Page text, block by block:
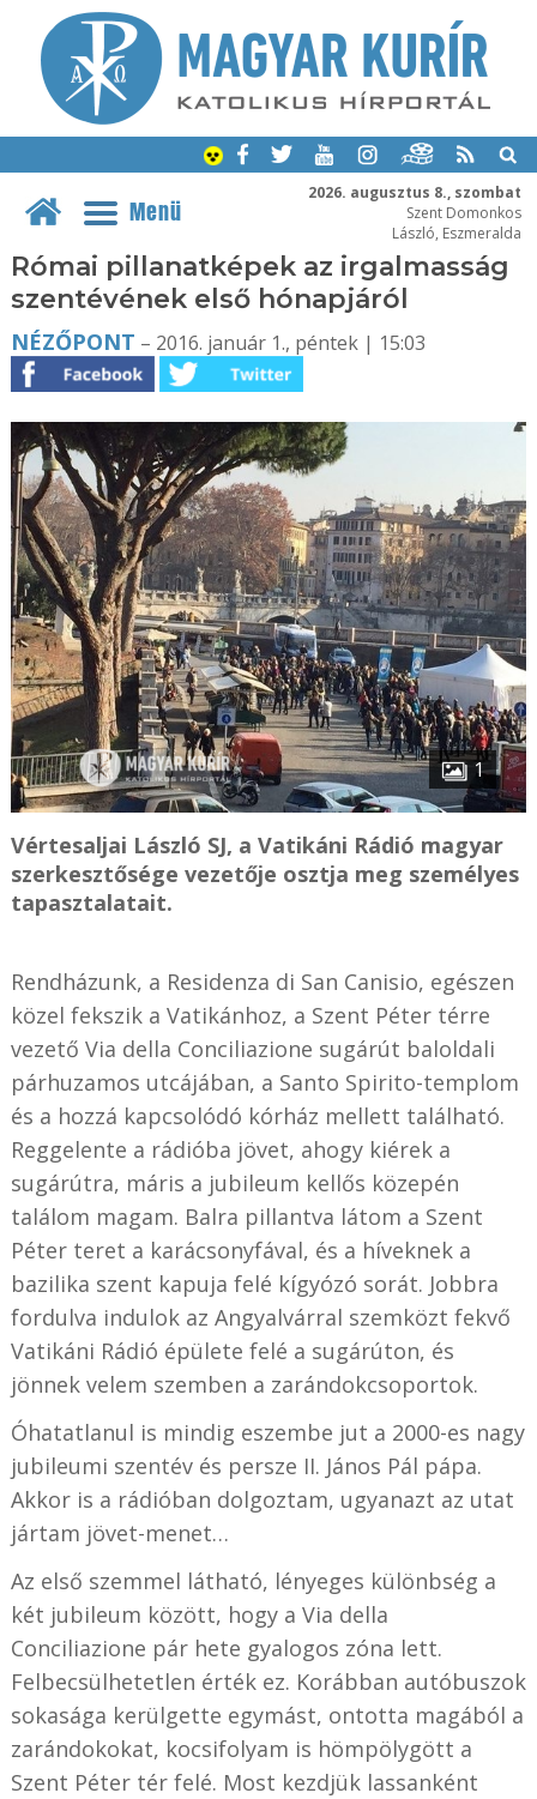
2026. augusztus 8., szombat
Szent Domonkos
László, Eszmeralda
Menü
Római pillanatképek az irgalmasság
szentévének első hónapjáról
NÉZŐPONT – 2016. január 1., péntek | 15:03
1
Vértesaljai László SJ, a Vatikáni Rádió magyar
szerkesztősége vezetője osztja meg személyes
tapasztalatait.
Rendházunk, a Residenza di San Canisio, egészen
közel fekszik a Vatikánhoz, a Szent Péter térre
vezető Via della Conciliazione sugárút baloldali
párhuzamos utcájában, a Santo Spirito-templom
és a hozzá kapcsolódó kórház mellett található.
Reggelente a rádióba jövet, ahogy kiérek a
sugárútra, máris a jubileum kellős közepén
találom magam. Balra pillantva látom a Szent
Péter teret a karácsonyfával, és a híveknek a
bazilika szent kapuja felé kígyózó sorát. Jobbra
fordulva indulok az Angyalvárral szemközt fekvő
Vatikáni Rádió épülete felé a sugárúton, és
jönnek velem szemben a zarándokcsoportok.
Óhatatlanul is mindig eszembe jut a 2000-es nagy
jubileumi szentév és persze II. János Pál pápa.
Akkor is a rádióban dolgoztam, ugyanazt az utat
jártam jövet-menet…
Az első szemmel látható, lényeges különbség a
két jubileum között, hogy a Via della
Conciliazione pár hete gyalogos zóna lett.
Felbecsülhetetlen érték ez. Korábban autóbuszok
sokasága kerülgette egymást, ontotta magából a
zarándokokat, kocsifolyam is hömpölygött a
Szent Péter tér felé. Most kezdjük lassanként